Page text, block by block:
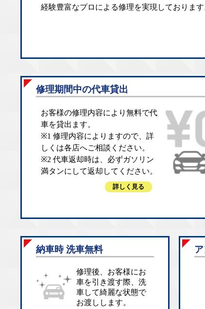
経験豊富なプロによる修理を実現しております
修理期間中の代車貸出
お客様の修理内容により無料で代
車を貸出ます。
※1 修理内容によりますので、詳
しくは各店へご相談ください。
※2 代車返却時は、必ずガソリン
満タンにして返却してください。
詳しく見る
納車時 洗車無料
修理後、お客様にお
車を引き渡す際、洗
車して綺麗な状態で
お渡しします。